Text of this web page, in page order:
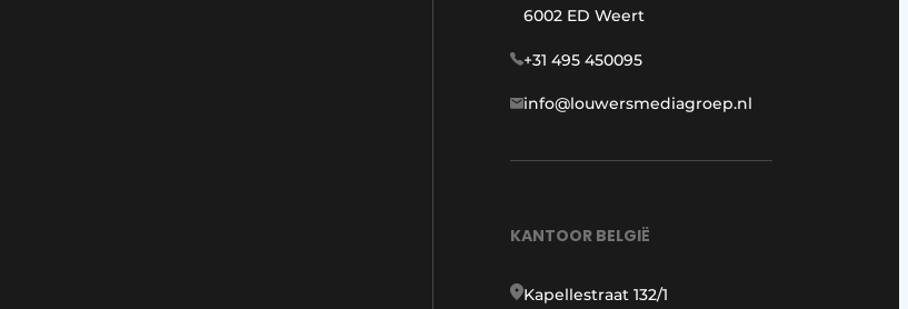
6002 ED Weert
+31 495 450095
info@louwersmediagroep.nl
KANTOOR BELGIË
Kapellestraat 132/1